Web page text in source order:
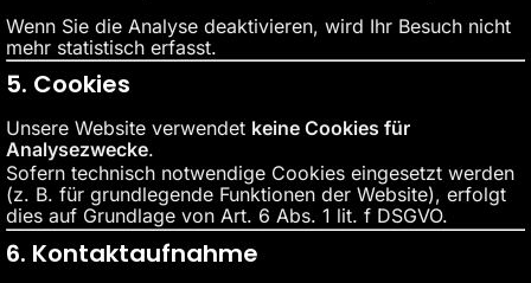
Wenn Sie die Analyse deaktivieren, wird Ihr Besuch nicht
mehr statistisch erfasst.
5. Cookies
Unsere Website verwendet keine Cookies für
Analysezwecke.
Sofern technisch notwendige Cookies eingesetzt werden
(z. B. für grundlegende Funktionen der Website), erfolgt
dies auf Grundlage von Art. 6 Abs. 1 lit. f DSGVO.
6. Kontaktaufnahme